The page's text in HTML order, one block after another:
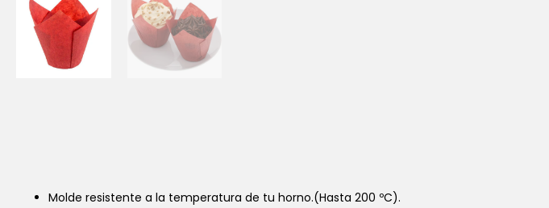
Molde resistente a la temperatura de tu horno.(Hasta 200 ºC).